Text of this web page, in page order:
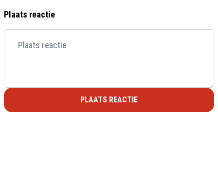
Plaats reactie
PLAATS REACTIE